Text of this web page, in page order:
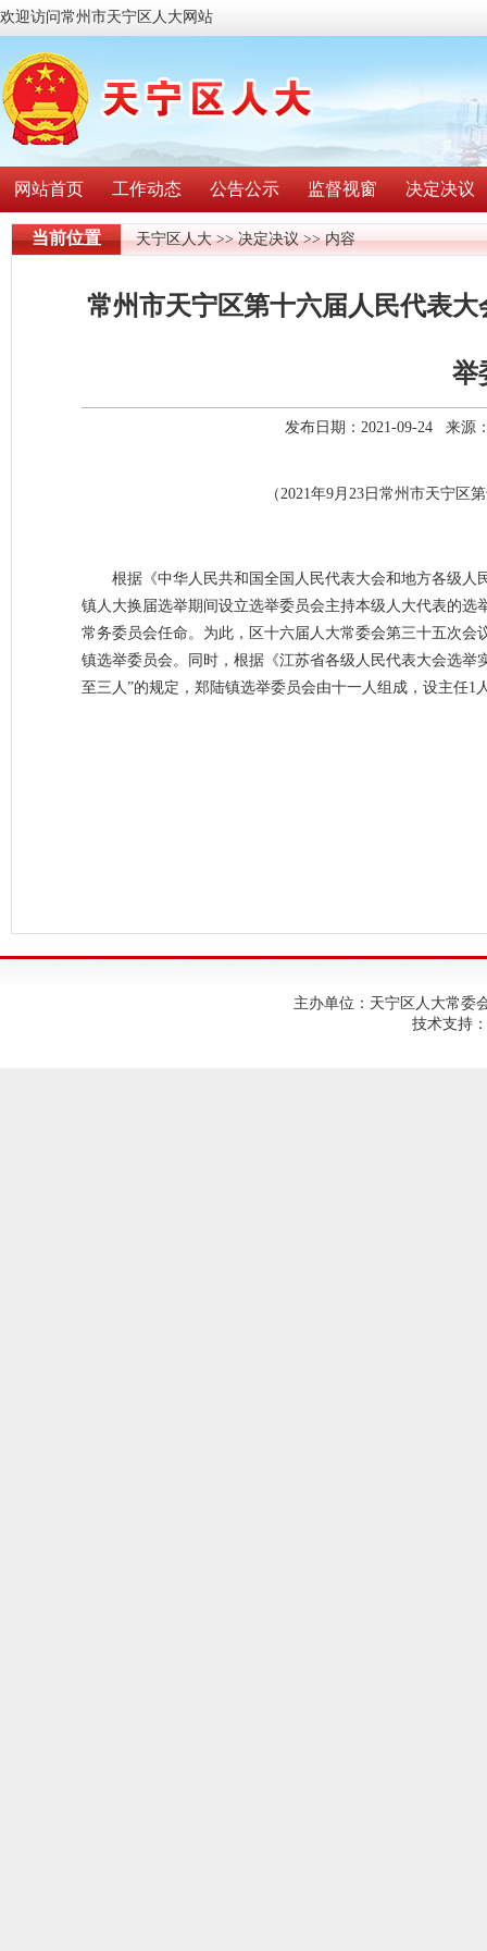
欢迎访问常州市天宁区人大网站
网站首页 工作动态 公告公示 监督视窗 决定决议
当前位置 天宁区人大>>决定决议>> 内容
常州市天宁区第十六届人民代表
举
发布日期：2021-09-24 来源
（2021年9月23日常州市天宁
根据《中华人民共和国全国人民代表大会和地方各级
镇人大换届选举期间设立选举委员会主持本级人大代表的
常务委员会任命。为此，区十六届人大常委会第三十五次
镇选举委员会。同时，根据《江苏省各级人民代表大会选
至三人”的规定，郑陆镇选举委员会由十一人组成，设主任1
主办单位：天宁区人大常委
技术支持